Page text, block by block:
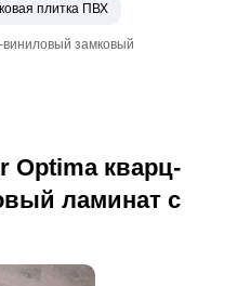
плитка ПВХ
виниловый замковый
Optima кварц-
ламинат с